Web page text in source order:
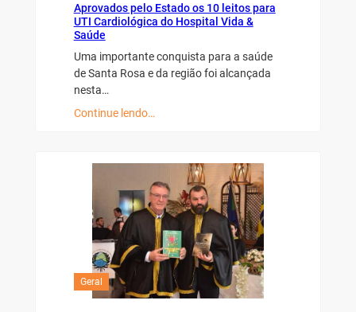
Aprovados pelo Estado os 10 leitos para
UTI Cardiológica do Hospital Vida &
Saúde
Uma importante conquista para a saúde
de Santa Rosa e da região foi alcançada
nesta…
Continue lendo…
Geral